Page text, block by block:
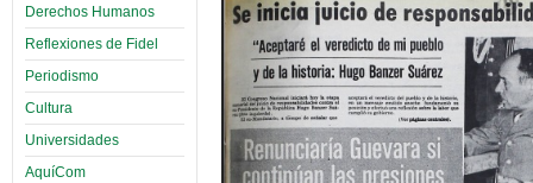
Derechos Humanos
Reflexiones de Fidel
Periodismo
Cultura
Universidades
AquíCom